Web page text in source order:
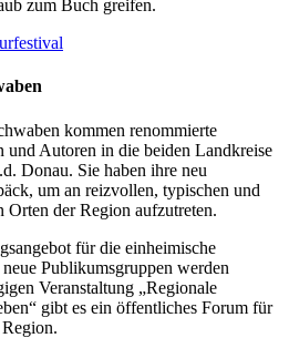
zum Buch greifen.
kommen renommierte
und Autoren in die beiden Landkreise
Donau. Sie haben ihre neu
um an reizvollen, typischen und
Orten der Region aufzutreten.
für die einheimische
Publikumsgruppen werden
Veranstaltung „Regionale
gibt es ein öffentliches Forum für